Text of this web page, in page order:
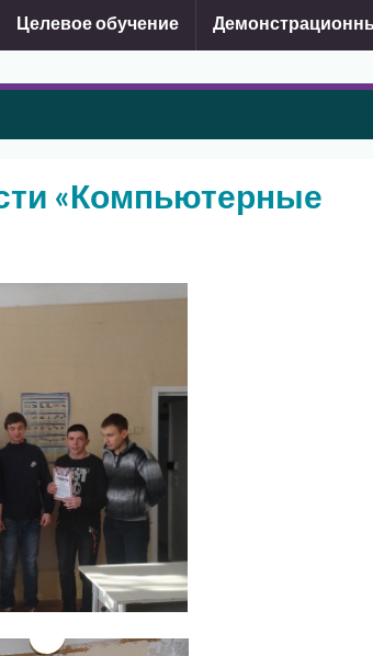
Целевое обучение
«Компьютерные